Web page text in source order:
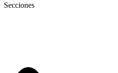
Secciones